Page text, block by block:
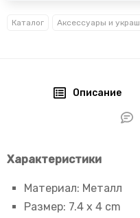
Каталог
Описание
Характеристики
Материал: Металл
Размер: 7.4 x 4 cm